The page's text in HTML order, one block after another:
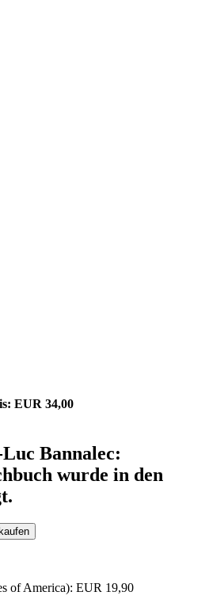
EUR 34,00
Luc Bannalec:
wurde in den
of America): EUR 19,90